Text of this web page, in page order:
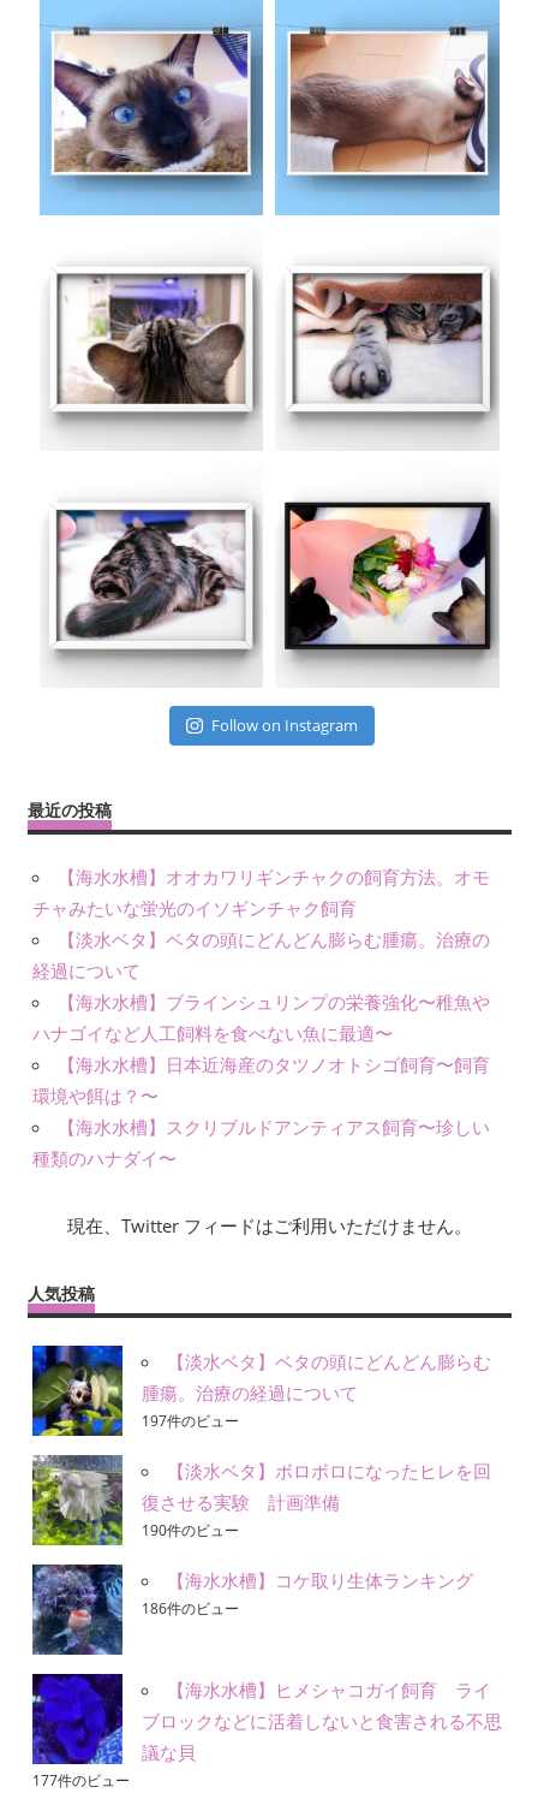
Follow on Instagram
最近の投稿
【海水水槽】オオカワリギンチャクの飼育方法。オモ
チャみたいな蛍光のイソギンチャク飼育
【淡水ベタ】ベタの頭にどんどん膨らむ腫瘍。治療の
経過について
【海水水槽】ブラインシュリンプの栄養強化〜稚魚や
ハナゴイなど人工飼料を食べない魚に最適〜
【海水水槽】日本近海産のタツノオトシゴ飼育〜飼育
環境や餌は？〜
【海水水槽】スクリブルドアンティアス飼育〜珍しい
種類のハナダイ〜
現在、Twitter フィードはご利用いただけません。
人気投稿
【淡水ベタ】ベタの頭にどんどん膨らむ
腫瘍。治療の経過について
197件のビュー
【淡水ベタ】ボロボロになったヒレを回
復させる実験 計画準備
190件のビュー
【海水水槽】コケ取り生体ランキング
186件のビュー
【海水水槽】ヒメシャコガイ飼育 ライ
ブロックなどに活着しないと食害される不思
議な貝
177件のビュー